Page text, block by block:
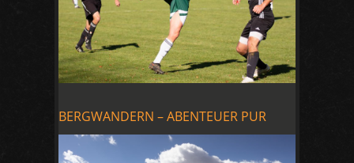
BERGWANDERN – ABENTEUER PUR